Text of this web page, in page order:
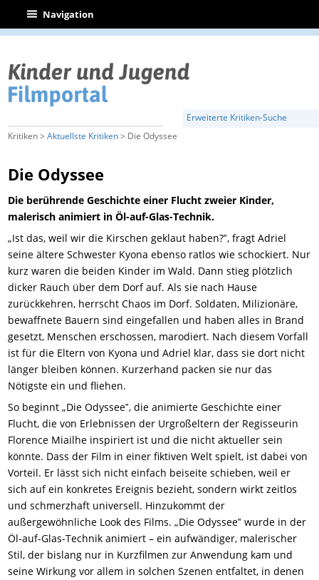
| Navigation
Erweiterte Kritiken-Suche
Kritiken >Aktuellste Kritiken> Die Odyssee
Die Odyssee
Die berührende Geschichte einer Flucht zweier Kinder,
malerisch animiert in Öl-auf-Glas-Technik.
„Ist das, weil wir die Kirschen geklaut haben?‟, fragt Adriel
seine ältere Schwester Kyona ebenso ratlos wie schockiert. Nur
kurz waren die beiden Kinder im Wald. Dann stieg plötzlich
dicker Rauch über dem Dorf auf. Als sie nach Hause
zurückkehren, herrscht Chaos im Dorf. Soldaten, Milizionäre,
bewaffnete Bauern sind eingefallen und haben alles in Brand
gesetzt, Menschen erschossen, marodiert. Nach diesem Vorfall
ist für die Eltern von Kyona und Adriel klar, dass sie dort nicht
länger bleiben können. Kurzerhand packen sie nur das
Nötigste ein und fliehen.
So beginnt „Die Odyssee‟, die animierte Geschichte einer
Flucht, die von Erlebnissen der Urgroßeltern der Regisseurin
Florence Miailhe inspiriert ist und die nicht aktueller sein
könnte. Dass der Film in einer fiktiven Welt spielt, ist dabei von
Vorteil. Er lässt sich nicht einfach beiseite schieben, weil er
sich auf ein konkretes Ereignis bezieht, sondern wirkt zeitlos
und schmerzhaft universell. Hinzukommt der
außergewöhnliche Look des Films. „Die Odyssee‟ wurde in der
Öl-auf-Glas-Technik animiert – ein aufwändiger, malerischer
Stil, der bislang nur in Kurzfilmen zur Anwendung kam und
seine Wirkung vor allem in solchen Szenen entfaltet, in denen